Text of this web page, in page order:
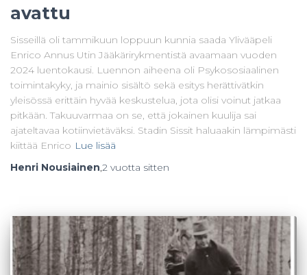
avattu
Sisseillä oli tammikuun loppuun kunnia saada Ylivääpeli
Enrico Annus Utin Jääkärirykmentistä avaamaan vuoden
2024 luentokausi. Luennon aiheena oli Psykososiaalinen
toimintakyky, ja mainio sisältö sekä esitys herättivätkin
yleisössä erittäin hyvää keskustelua, jota olisi voinut jatkaa
pitkään. Takuuvarmaa on se, että jokainen kuulija sai
ajateltavaa kotiinvietäväksi. Stadin Sissit haluaakin lämpimästi
kiittää Enrico Lue lisää
Henri Nousiainen,2 vuotta sitten